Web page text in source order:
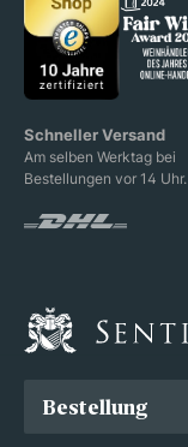
Schneller Versand
Am selben Werktag bei
Bestellungen vor 14 Uhr.
Bestellung